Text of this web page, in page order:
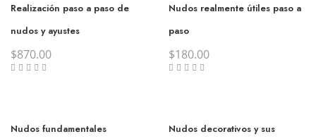
Realización paso a paso de
nudos y ayustes
$870.00
Nudos realmente útiles paso a
paso
$180.00
Nudos fundamentales
Nudos decorativos y sus